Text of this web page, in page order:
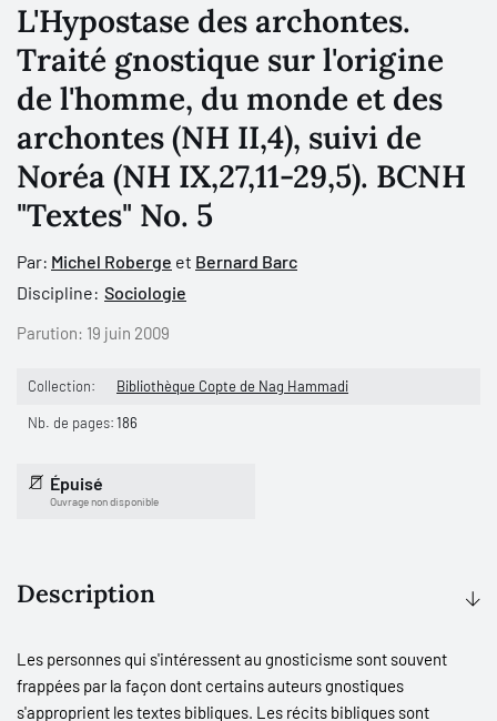
L'Hypostase des archontes.
Traité gnostique sur l'origine
de l'homme, du monde et des
archontes (NH II,4), suivi de
Noréa (NH IX,27,11-29,5). BCNH
"Textes" No. 5
Par: Michel Roberge et Bernard Barc
Discipline: Sociologie
Parution: 19 juin 2009
Collection: Bibliothèque Copte de Nag Hammadi
Nb. de pages:186
Épuisé
Ouvrage non disponible
Description
Les personnes qui s'intéressent au gnosticisme sont souvent
frappées par la façon dont certains auteurs gnostiques
s'approprient les textes bibliques. Les récits bibliques sont